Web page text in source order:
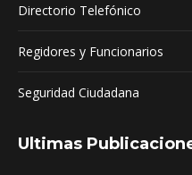
Directorio Telefónico
Regidores y Funcionarios
Seguridad Ciudadana
Ultimas